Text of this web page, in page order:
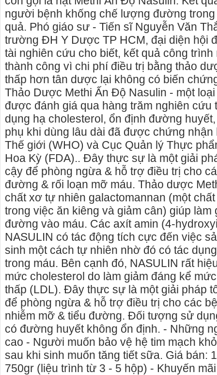
người bệnh khống chế lượng đường
quả. Phó giáo sư - Tiến sĩ Nguyễn Văn
trường ĐH Y Dược TP HCM, đại diện hội
tài nghiên cứu cho biết, kết quả công
thành công vì chi phí điều trị bằng thảo
thấp hơn tân dược lại không có biến
Thảo Dược Methi Ấn Độ Nasulin - một
được đánh giá qua hàng trăm nghiên cứu
dụng hạ cholesterol, ổn định đường
phụ khi dùng lâu dài đã được chứng
Thế giới (WHO) và Cục Quản lý Thực
Hoa Kỳ (FDA).. Đây thực sự là một giải
cậy để phòng ngừa & hỗ trợ điều trị cho
đường & rối loạn mỡ máu. Thảo dược
chất xơ tự nhiên galactomannan (một
trong việc ăn kiêng và giảm cân) giúp làm
đường vào máu. Các axít amin (4-
NASULIN có tác động tích cực đến việc
sinh một cách tự nhiên nhờ đó có tác
trong máu. Bên cạnh đó, NASULIN rất
mức cholesterol do làm giảm đáng kể
thấp (LDL). Đây thực sự là một giải pháp
để phòng ngừa & hỗ trợ điều trị cho các
nhiễm mỡ & tiểu đường. Đối tượng sử
có đường huyết không ổn định. - Những
cao - Người muốn bảo vệ hệ tim mạch
sau khi sinh muốn tăng tiết sữa. Giá bán:
750gr (liệu trình từ 3 - 5 hộp) - Khuyến